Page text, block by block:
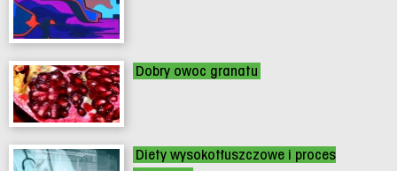
Dobry owoc granatu
Diety wysokotłuszczowe i proces